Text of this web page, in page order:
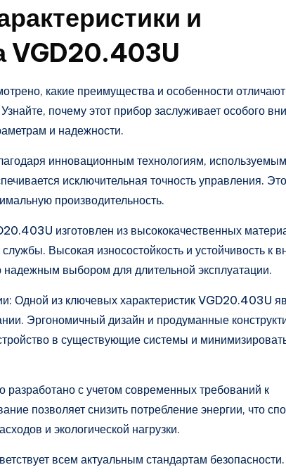
и
VGD20.403U
какие преимущества и особенности
почему этот прибор заслуживает особого
и надежности.
инновационным технологиям,
исключительная точность управления.
производительность.
изготовлен из высококачественных
службы. Высокая износостойкость и устойчивость к
надежным выбором для длительной эксплуатации.
Одной из ключевых характеристик VGD20.403U
Эргономичный дизайн и продуманные
в существующие системы и
разработано с учетом современных требований к
позволяет снизить потребление энергии, что
и экологической нагрузки.
всем актуальным стандартам